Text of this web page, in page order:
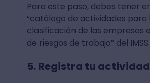
Para este paso, debes tener
“catálogo de actividades para
clasificación de las empresas
de riesgos de trabajo” del IMSS.
5. Registra tu actividad